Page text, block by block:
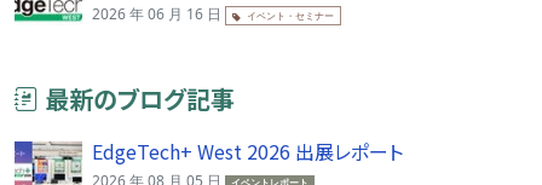
2026 年 06 月 16 日 イベント・セミナー
最新のブログ記事
EdgeTech+ West 2026 出展レポート
2026 年 08 月 05 日 イベントレポート